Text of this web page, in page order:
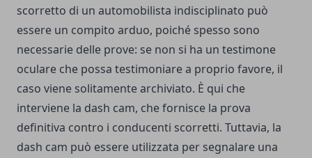
scorretto di un automobilista indisciplinato può
essere un compito arduo, poiché spesso sono
necessarie delle prove: se non si ha un testimone
oculare che possa testimoniare a proprio favore, il
caso viene solitamente archiviato. È qui che
interviene la dash cam, che fornisce la prova
definitiva contro i conducenti scorretti. Tuttavia, la
dash cam può essere utilizzata per segnalare una